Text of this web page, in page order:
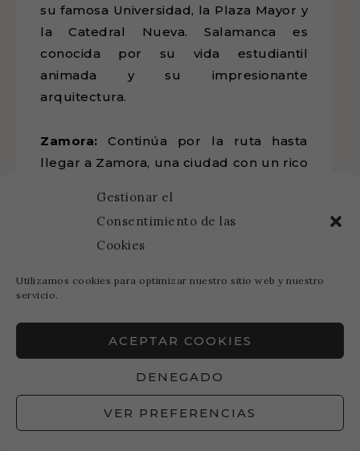
Gestionar el
Consentimiento de las
Cookies
Utilizamos cookies para optimizar nuestro sitio web y nuestro
servicio.
ACEPTAR COOKIES
DENEGADO
VER PREFERENCIAS
su famosa Universidad, la Plaza Mayor y
la Catedral Nueva. Salamanca es
conocida por su vida estudiantil
animada y su impresionante
arquitectura.
Zamora: Continúa por la ruta hasta
llegar a Zamora, una ciudad con un rico
Catedral, el Castillo de Zamora y la
Iglesia de San Juan Bautista.
Astorga, una ciudad con una mezcla
No te pierdas el Palacio Episcopal
diseñado por el famoso arquitecto